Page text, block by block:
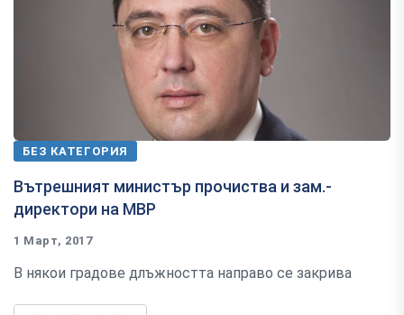
БЕЗ КАТЕГОРИЯ
Вътрешният министър прочиства и зам.-
директори на МВР
1 Март, 2017
В някои градове длъжността направо се закрива